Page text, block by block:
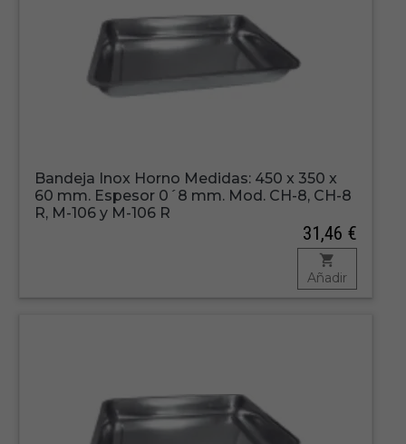
Bandeja Inox Horno Medidas: 450 x 350 x
60 mm. Espesor 0´8 mm. Mod. CH-8, CH-8
R, M-106 y M-106 R
31,46 €
Añadir